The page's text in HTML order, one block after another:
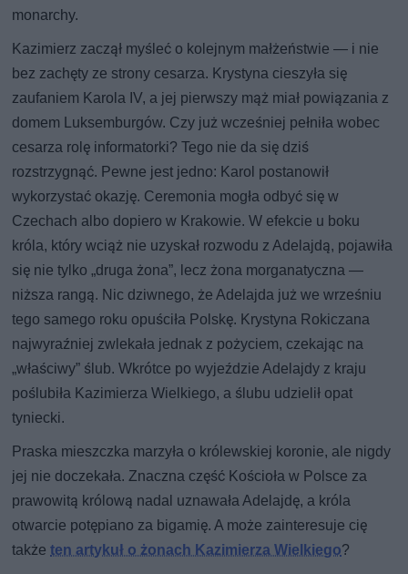
monarchy.
Kazimierz zaczął myśleć o kolejnym małżeństwie — i nie
bez zachęty ze strony cesarza. Krystyna cieszyła się
zaufaniem Karola IV, a jej pierwszy mąż miał powiązania z
domem Luksemburgów. Czy już wcześniej pełniła wobec
cesarza rolę informatorki? Tego nie da się dziś
rozstrzygnąć. Pewne jest jedno: Karol postanowił
wykorzystać okazję. Ceremonia mogła odbyć się w
Czechach albo dopiero w Krakowie. W efekcie u boku
króla, który wciąż nie uzyskał rozwodu z Adelajdą, pojawiła
się nie tylko „druga żona”, lecz żona morganatyczna —
niższa rangą. Nic dziwnego, że Adelajda już we wrześniu
tego samego roku opuściła Polskę. Krystyna Rokiczana
najwyraźniej zwlekała jednak z pożyciem, czekając na
„właściwy” ślub. Wkrótce po wyjeździe Adelajdy z kraju
poślubiła Kazimierza Wielkiego, a ślubu udzielił opat
tyniecki.
Praska mieszczka marzyła o królewskiej koronie, ale nigdy
jej nie doczekała. Znaczna część Kościoła w Polsce za
prawowitą królową nadal uznawała Adelajdę, a króla
otwarcie potępiano za bigamię. A może zainteresuje cię
takżeten artykuł o żonach Kazimierza Wielkiego?